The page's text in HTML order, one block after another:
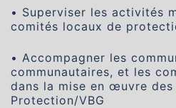
• Superviser les activités
comités locaux de
• Accompagner les
communautaires, et les
dans la mise en œuvre
Protection/VBG